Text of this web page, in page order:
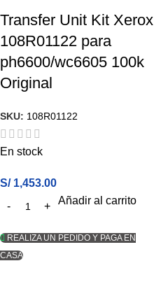
Transfer Unit Kit Xerox
108R01122 para
ph6600/wc6605 100k
Original
SKU: 108R01122
En stock
S/1,453.00
Añadir al carrito
REALIZA UN PEDIDO Y PAGA EN
CASA